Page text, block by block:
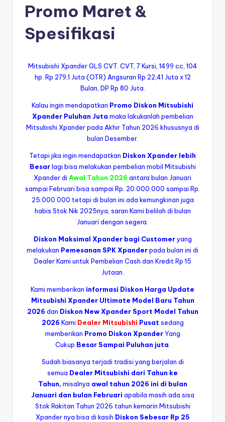
Promo Maret &
Spesifikasi
Mitsubishi Xpander GLS CVT. CVT, 7 Kursi, 1499 cc, 104
hp. Rp 279,1 Juta (OTR) Angsuran Rp 22,41 Juta x 12
Bulan, DP Rp 80 Juta.
Kalau ingin mendapatkan Promo Diskon Mitsubishi
Xpander Puluhan Juta maka lakukanlah pembelian
Mitsubishi Xpander pada Akhir Tahun 2026 khususnya di
bulan Desember.
Tetapi jika ingin mendapatkan Diskon Xpander lebih
Besarlagi bisa melakukan pembelian mobil Mitsubishi
Xpander di Awal Tahun 2026 antara bulan Januari
sampai Februari bisa sampai Rp. 20.000.000 sampai Rp.
25.000.000 tetapi di bulan ini ada kemungkinan juga
habis Stok Nik 2025nya, saran Kami belilah di bulan
Januari dengan segera.
Diskon Maksimal Xpander bagi Customeryang
melakukan Pemesanan SPK Xpanderpada bulan ini di
Dealer Kami untuk Pembelian Cash dan Kredit Rp 15
Jutaan.
Kami memberikan informasi Diskon Harga Update
Mitsubishi Xpander Ultimate Model Baru Tahun
2026 dan Diskon New Xpander Sport Model Tahun
2026 Kami Dealer Mitsubishi Pusat sedang
memberikan Promo Diskon XpanderYang
Cukup Besar Sampai Puluhan juta.
Sudah biasanya terjadi tradisi yang berjalan di
semua Dealer Mitsubishi dari Tahun ke
Tahun, misalnya awal tahun 2026 ini di bulan
Januari dan bulan Februari apabila masih ada sisa
Stok Rakitan Tahun 2026 tahun kemarin Mitsubishi
Xpander nya bisa di kasih Diskon Sebesar Rp 25